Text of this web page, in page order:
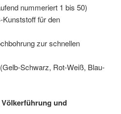
nummeriert 1 bis 50)
Kunststoff für den
zur schnellen
Schwarz, Rot-Weiß, Blau-
und